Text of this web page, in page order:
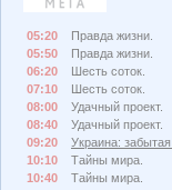
05:20
Правда жизни.
05:50
Правда жизни.
06:20
Шесть соток.
07:10
Шесть соток.
08:00
Удачный проект.
08:40
Удачный проект.
09:20
Украина: забытая
10:10
Тайны мира.
10:40
Тайны мира.